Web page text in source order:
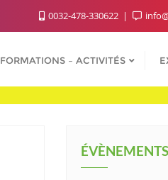
0032-478-330622
FORMATIONS – ACTIVITÉS
ÉVÈNEMENTS